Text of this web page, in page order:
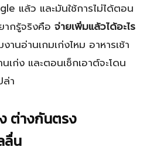
แล้ว และมันใช้การไม่ได้ตอน
กรู้จริงคือ จ่ายเพิ่มแล้วได้อะไร
านอ่านเกมเก่งไหม อาหารเช้า
เก่ง และตอนเช็กเอาต์จะโดน
ล่า
ต่างกันตรง
ลื่น